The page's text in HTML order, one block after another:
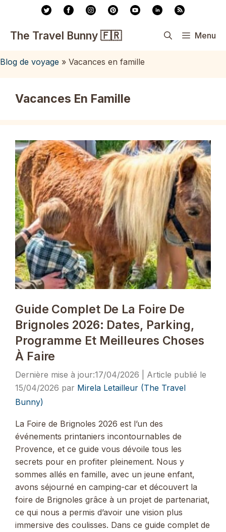
contenu
The Travel Bunny 🇫🇷 Menu
Blog de voyage » Vacances en famille
Vacances En Famille
Guide Complet De La Foire De
Brignoles 2026: Dates, Parking,
Programme Et Meilleures Choses
À Faire
17/04/2026
15/04/2026 par Mirela Letailleur (The Travel
Bunny)
La Foire de Brignoles 2026 est l’un des
événements printaniers incontournables de
Provence, et ce guide vous dévoile tous les
secrets pour en profiter pleinement. Nous y
sommes allés en famille, avec un jeune enfant,
avons séjourné en camping-car et découvert la
foire de Brignoles grâce à un projet de partenariat,
ce qui nous a permis d’avoir une vision plus
immersive des coulisses. Dans ce guide complet de